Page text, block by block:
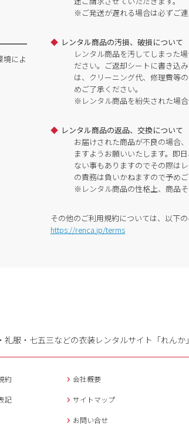
境によ
※ご発送が遅れる場合は必ずご連
レンタル商品の汚損、破損について
レンタル商品を汚してしまった
ださい。ご返却シートに書き込
は、クリーニング代、修理費等
めご了承ください。
※レンタル商品を紛失された場
レンタル商品の返品、交換について
お届けされた商品が不良の場合
ますようお願いいたします。即
ない事もありますのでその際は
の責務は負いかねますので予め
※レンタル商品の性格上、商品そ
その他のご利用規約については、以下の
https://renca.jp/terms
礼服・七五三などの衣装レンタルサイト「れんか」
約 会社概要
記 サイトマップ
お問い合せ